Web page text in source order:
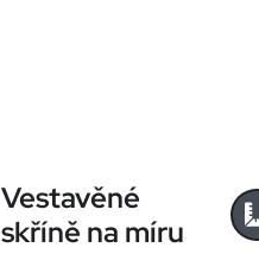
Vestavěné
skříně na míru